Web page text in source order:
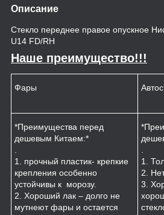
Описание
Стекло переднее правое опускное
U14 FD/RH
Наше преимущество!!!
Фары
*Преимущества перед
дешевым Китаем:*
.
1. прочный пластик- крепкие
крепления особенно
устойчивы к морозу.
2. Хороший лак – долго не
мутнеют фары и остается
.
1.
2.
3.